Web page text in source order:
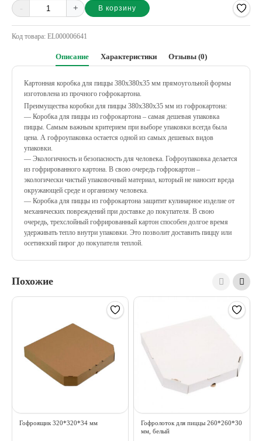
- + В корзину
Alternative:
Код товара: EL000006641
Описание Характеристики Отзывы (0)
Картонная коробка для пиццы 380х380х35 мм прямоугольной формы
изготовлена из прочного гофрокартона.
Преимущества коробки для пиццы 380х380х35 мм из гофрокартона:
— Коробка для пиццы из гофрокартона – самая дешевая упаковка
пиццы. Самым важным критерием при выборе упаковки всегда была
цена. А гофроупаковка остается одной из самых дешевых видов
упаковки.
— Экологичность и безопасность для человека. Гофроупаковка делается
из гофрированного картона. В свою очередь гофрокартон –
экологически чистый упаковочный материал, который не наносит вреда
окружающей среде и организму человека.
— Коробка для пиццы из гофрокартона защитит кулинарное изделие от
механических повреждений при доставке до покупателя. В свою
очередь, трехслойный гофрированный картон способен долгое время
удерживать тепло внутри упаковки. Это позволит доставить пиццу или
осетинский пирог до покупателя теплой.
Похожие
Гофроящик 320*320*34 мм
Гофролоток для пиццы 260*260*30
мм, белый